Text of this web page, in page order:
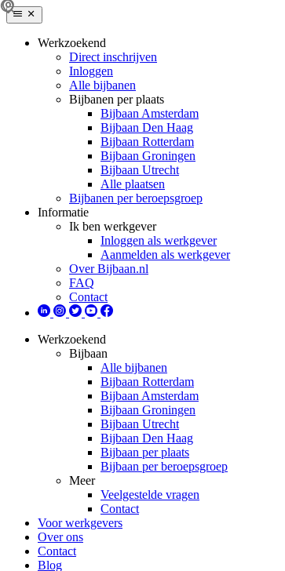
Werkzoekend
Direct inschrijven
Inloggen
Alle bijbanen
Bijbanen per plaats
Bijbaan Amsterdam
Bijbaan Den Haag
Bijbaan Rotterdam
Bijbaan Groningen
Bijbaan Utrecht
Alle plaatsen
Bijbanen per beroepsgroep
Informatie
Ik ben werkgever
Inloggen als werkgever
Aanmelden als werkgever
Over Bijbaan.nl
FAQ
Contact
Werkzoekend
Bijbaan
Alle bijbanen
Bijbaan Rotterdam
Bijbaan Amsterdam
Bijbaan Groningen
Bijbaan Utrecht
Bijbaan Den Haag
Bijbaan per plaats
Bijbaan per beroepsgroep
Meer
Veelgestelde vragen
Contact
Voor werkgevers
Over ons
Contact
Blog